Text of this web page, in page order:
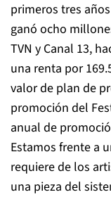
primeros tres
ganó ocho
TVN y Canal 13,
una renta por
valor de plan de
promoción del
anual de
Estamos frente a
requiere de los
una pieza del